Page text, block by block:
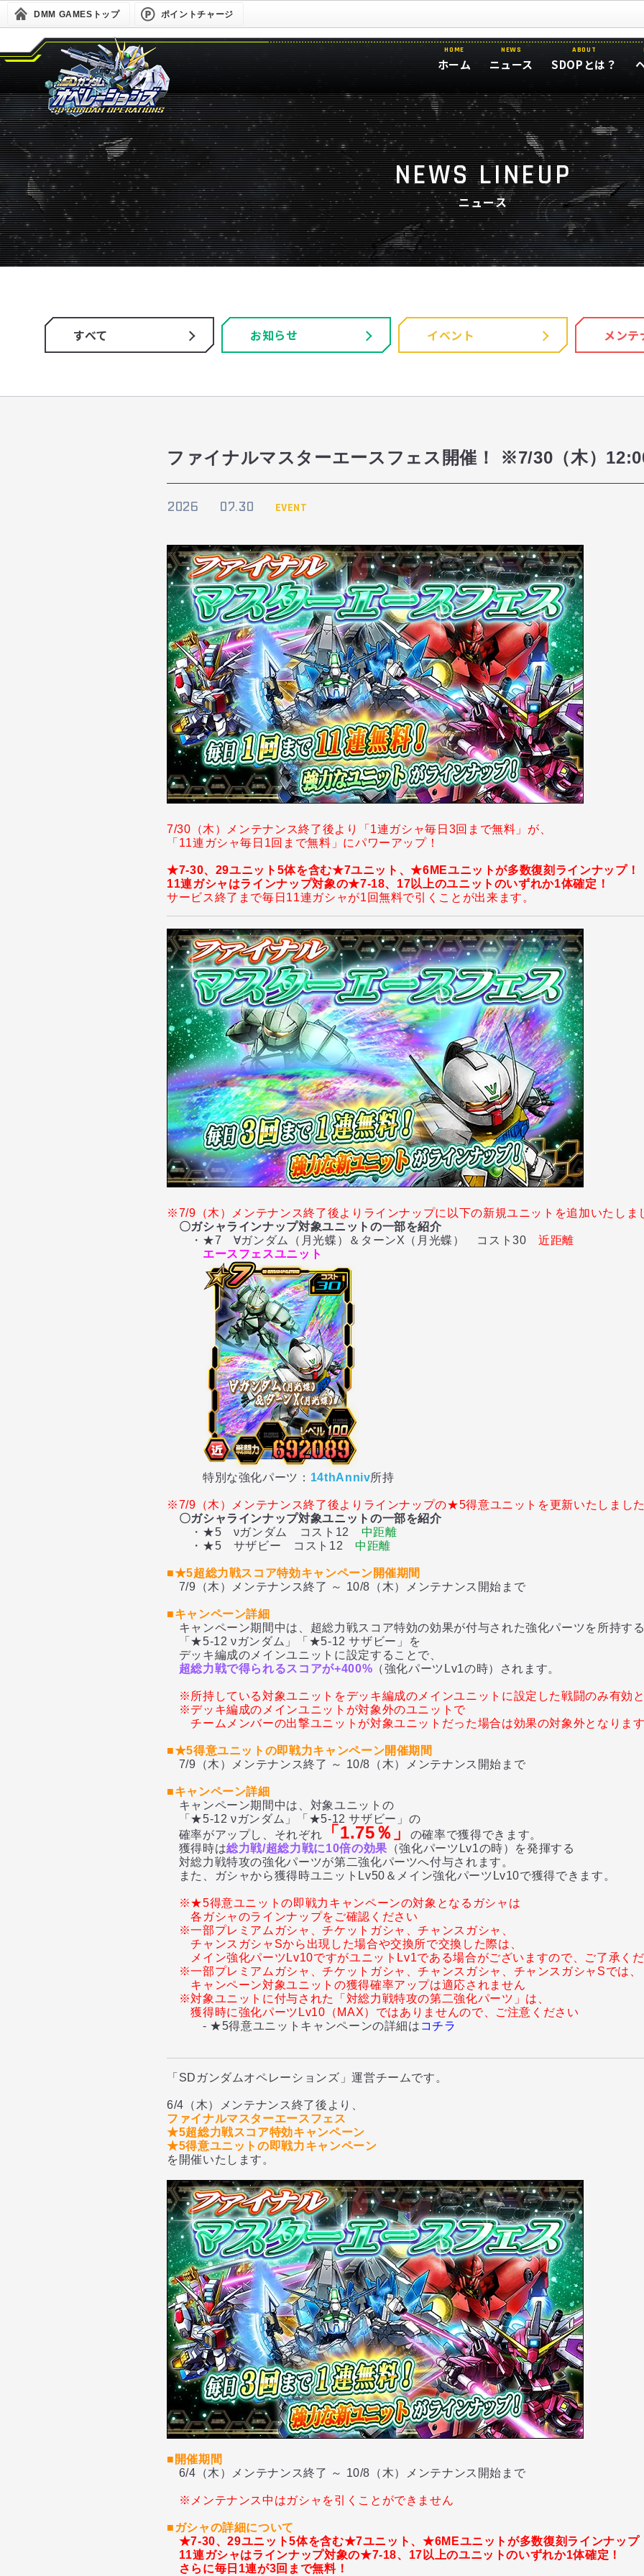
DMM GAMESトップ ポイントチャージ
HOME
ホーム
NEWS
ニュース
ABOUT
SDOPとは？
NEWS LINEUP
ニュース
すべて お知らせ イベント メンテ
ファイナルマスターエースフェス開催！ ※7/30（木）
2026 07.30 EVENT
7/30（木）メンテナンス終了後より「1連ガシャ毎日3回まで無料」が、
「11連ガシャ毎日1回まで無料」にパワーアップ！
★7-30、29ユニット5体を含む★7ユニット、★6MEユニットが多数復刻ラインナップ！
11連ガシャはラインナップ対象の★7-18、17以上のユニットのいずれか1体確定！
サービス終了まで毎日11連ガシャが1回無料で引くことが出来ます。
※7/9（木）メンテナンス終了後よりラインナップに以下の新規ユニットを追加いたしま
〇ガシャラインナップ対象ユニットの一部を紹介
・★7 ∀ガンダム（月光蝶）＆ターンX（月光蝶） コスト30近距離
エースフェスユニット
特別な強化パーツ： 14thAnniv所持
※7/9（木）メンテナンス終了後よりラインナップの★5得意ユニットを更新いたしまし
〇ガシャラインナップ対象ユニットの一部を紹介
・★5 νガンダム コスト12 中距離
・★5 サザビー コスト12 中距離
■★5超総力戦スコア特効キャンペーン開催期間
7/9（木）メンテナンス終了 ～ 10/8（木）メンテナンス開始まで
■キャンペーン詳細
キャンペーン期間中は、超総力戦スコア特効の効果が付与された強化パーツを所持す
「★5-12 νガンダム」「★5-12 サザビー」を
デッキ編成のメインユニットに設定することで、
超総力戦で得られるスコアが+400% （強化パーツLv1の時）されます。
※所持している対象ユニットをデッキ編成のメインユニットに設定した戦闘のみ有効
※デッキ編成のメインユニットが対象外のユニットで
チームメンバーの出撃ユニットが対象ユニットだった場合は効果の対象外となりま
■★5得意ユニットの即戦力キャンペーン開催期間
7/9（木）メンテナンス終了 ～ 10/8（木）メンテナンス開始まで
■キャンペーン詳細
キャンペーン期間中は、対象ユニットの
「★5-12 νガンダム」「★5-12 サザビー」の
確率がアップし、それぞれ
「1.75％」
の確率で獲得できます。
獲得時は総力戦/超総力戦に10倍の効果 （強化パーツLv1の時）を発揮する
対総力戦特攻の強化パーツが第二強化パーツへ付与されます。
また、ガシャから獲得時ユニットLv50＆メイン強化パーツLv10で獲得できます。
※★5得意ユニットの即戦力キャンペーンの対象となるガシャは
各ガシャのラインナップをご確認ください
※一部プレミアムガシャ、チケットガシャ、チャンスガシャ、
チャンスガシャSから出現した場合や交換所で交換した際は、
メイン強化パーツLv10ですがユニットLv1である場合がございますので、ご了承く
※一部プレミアムガシャ、チケットガシャ、チャンスガシャ、チャンスガシャSでは、
キャンペーン対象ユニットの獲得確率アップは適応されません
※対象ユニットに付与された「対総力戦特攻の第二強化パーツ」は、
獲得時に強化パーツLv10（MAX）ではありませんので、ご注意ください
- ★5得意ユニットキャンペーンの詳細は コチラ
「SDガンダムオペレーションズ」運営チームです。
6/4（木）メンテナンス終了後より、
ファイナルマスターエースフェス
★5超総力戦スコア特効キャンペーン
★5得意ユニットの即戦力キャンペーン
を開催いたします。
■開催期間
6/4（木）メンテナンス終了 ～ 10/8（木）メンテナンス開始まで
※メンテナンス中はガシャを引くことができません
■ガシャの詳細について
★7-30、29ユニット5体を含む★7ユニット、★6MEユニットが多数復刻ラインナップ
11連ガシャはラインナップ対象の★7-18、17以上のユニットのいずれか1体確定！
さらに毎日1連が3回まで無料！